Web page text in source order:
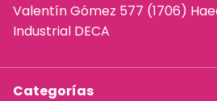
Valentín Gómez 577 (1706)
Industrial DECA
Categorías